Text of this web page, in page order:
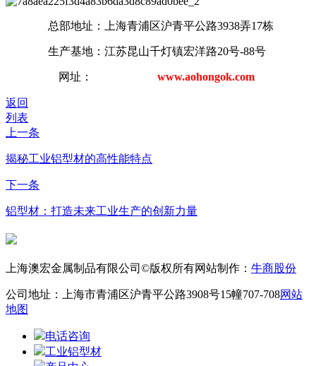
总部地址：上海青浦区沪青平公路3938弄17栋
生产基地：江苏昆山千灯镇宏洋路20号-88号
网址： www.aohongok.com
返回
列表
上一条
揭秘工业铝型材的高性能特点
下一条
铝型材：打造未来工业生产的创新力量
上海澳宏金属制品有限公司©版权所有网站制作： 牛商股份
公司地址：上海市青浦区沪青平公路3908号15幢707-708网站
地图
电话咨询
工业铝型材